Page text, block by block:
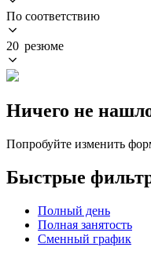
По соответствию
20 резюме
Ничего не
Попробуйте изменить
Быстрые
Полный день
Полная занятость
Сменный график